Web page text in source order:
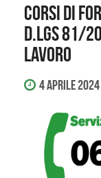
Corsi di
D.lgs 81/
lavoro
4 Aprile 2024